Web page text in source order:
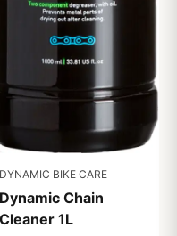
DYNAMIC BIKE CARE
Dynamic Chain
Cleaner 1L